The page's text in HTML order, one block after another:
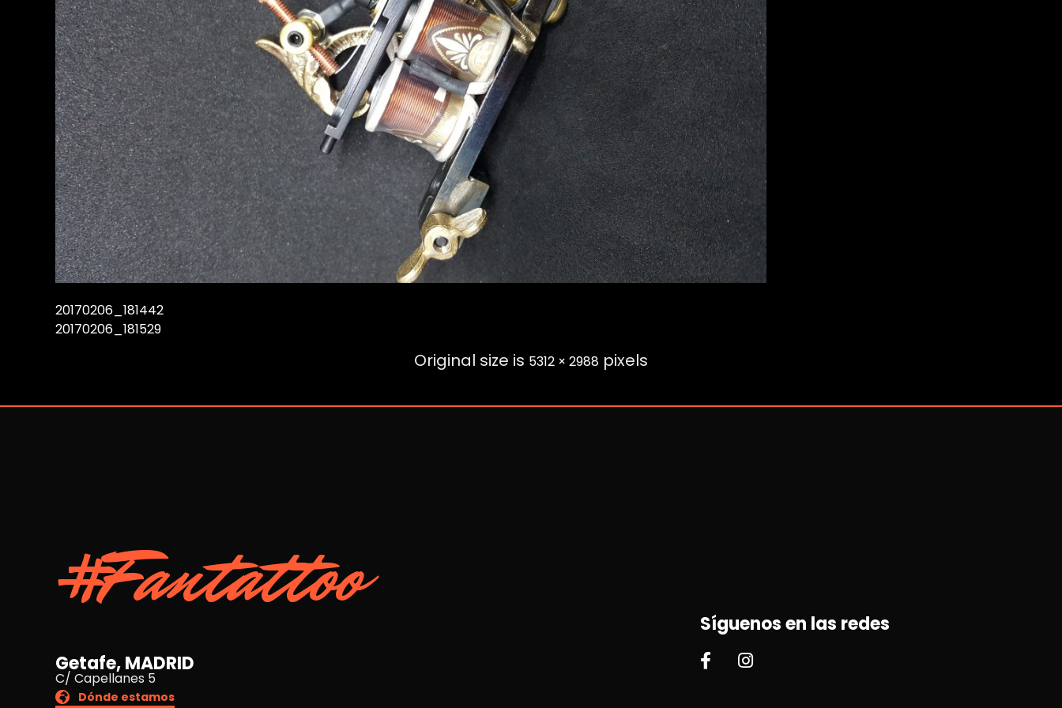
20170206_181442
20170206_181529
Original size is 5312 × 2988 pixels
#Fantattoo
Getafe, MADRID
C/ Capellanes 5
Dónde estamos
Síguenos en las redes